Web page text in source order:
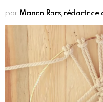
par Manon Rprs, rédactrice